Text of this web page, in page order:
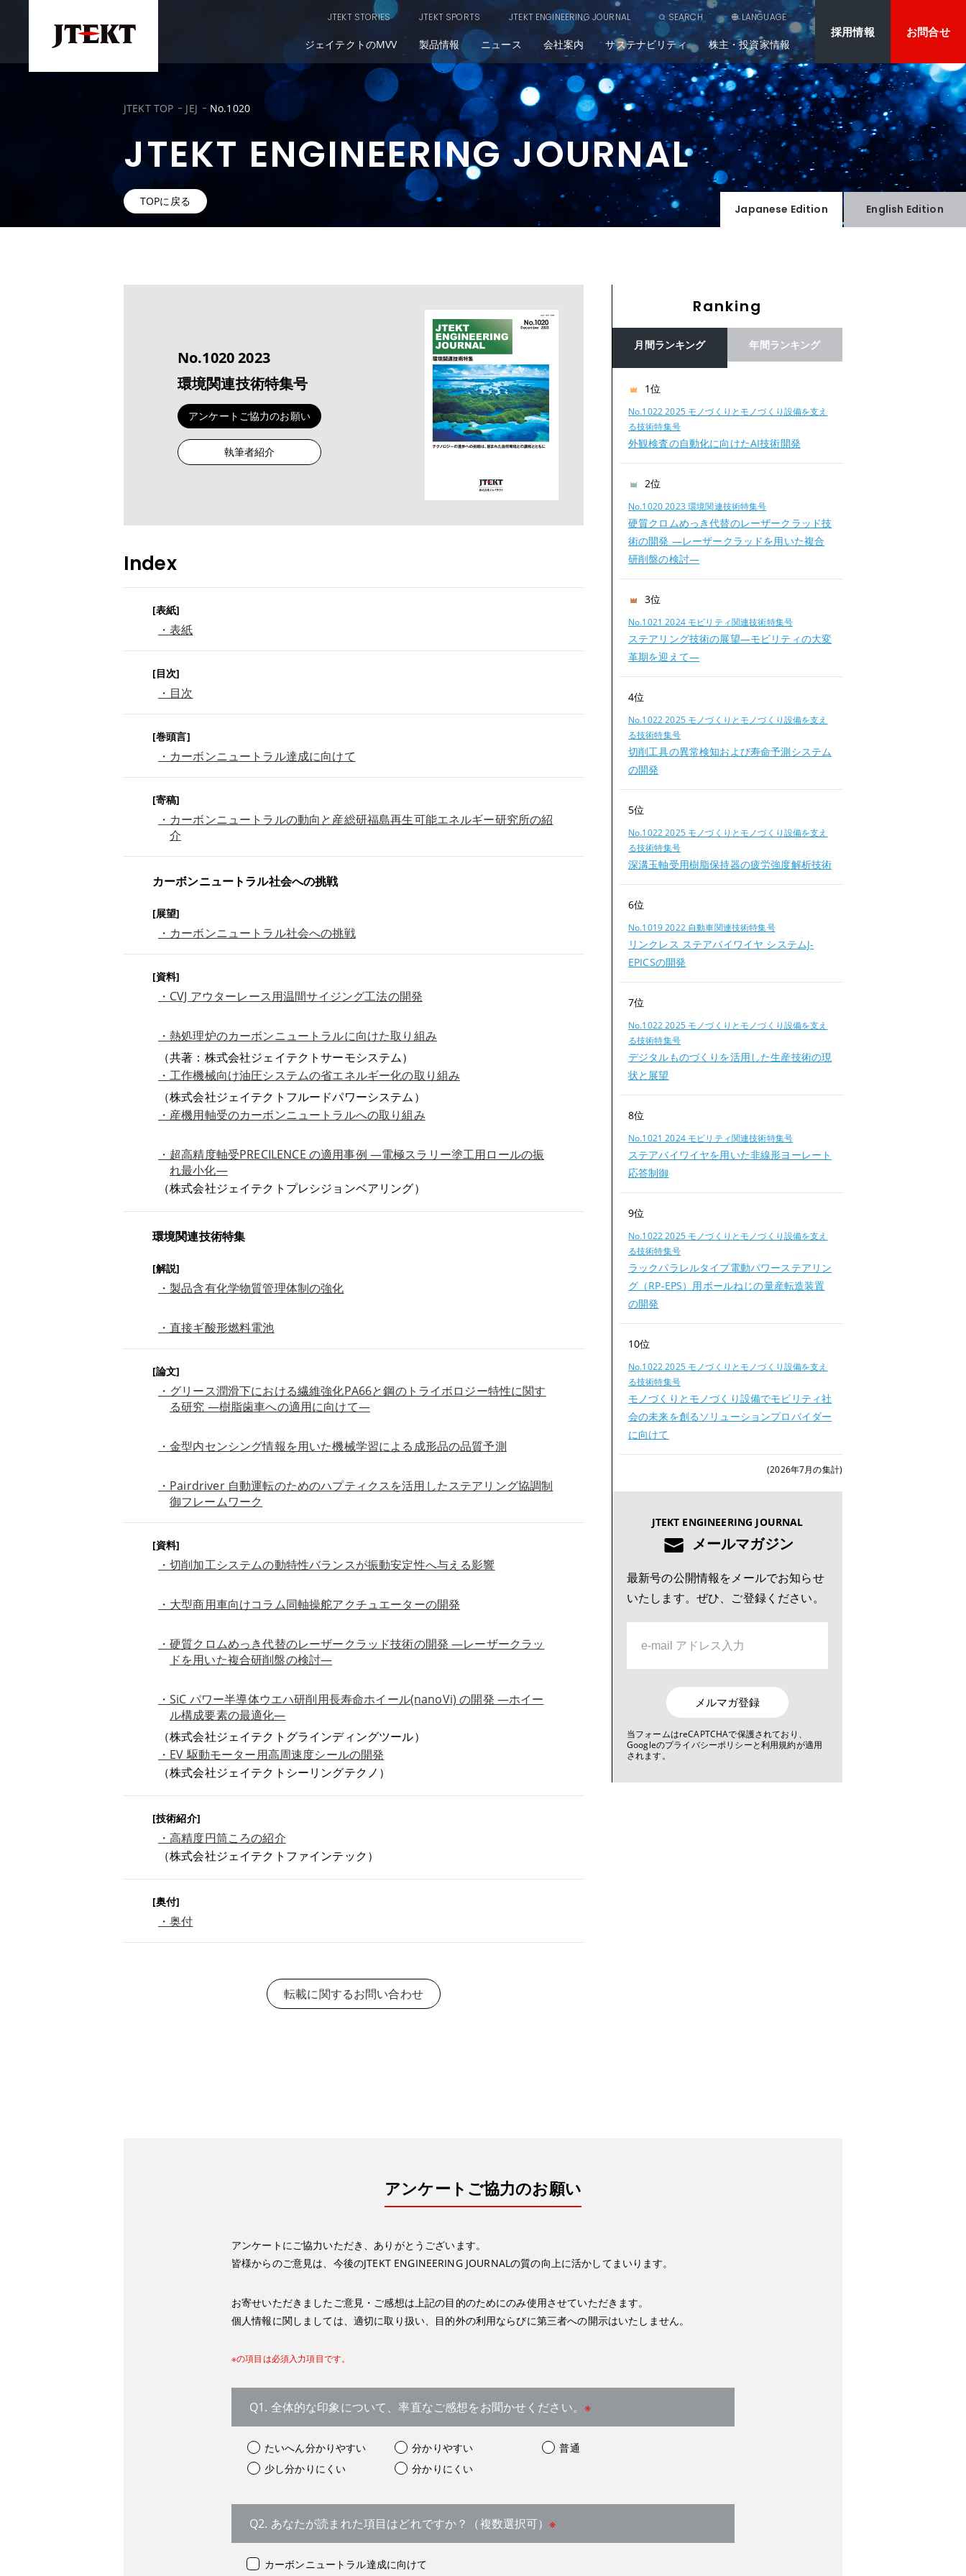
JTEKT STORIES JTEKT SPORTS JTEKT ENGINEERING JOURNAL SEARCH LANGUAGE
ジェイテクトのMVV 製品情報 ニュース 会社案内 サステナビリティ 株主・投資家情報
採用情報 お問合せ
JTEKT TOP JEJ No.1020
JTEKT ENGINEERING JOURNAL
TOPに戻る
Japanese Edition English Edition
No.1020 2023
環境関連技術特集号
アンケート ご協力のお願い
執筆者紹介
Index
[表紙]
・表紙
[目次]
・目次
[巻頭言]
・カーボンニュートラル達成に向けて
[寄稿]
・カーボンニュートラルの動向と産総研福島再生可能エネルギー研究所の紹
介
カーボンニュートラル社会への挑戦
[展望]
・カーボンニュートラル社会への挑戦
[資料]
・CVJ アウターレース用温間サイジング工法の開発
・熱処理炉のカーボンニュートラルに向けた取り組み
（共著：株式会社ジェイテクトサーモシステム）
・工作機械向け油圧システムの省エネルギー化の取り組み
（株式会社ジェイテクトフルードパワーシステム）
・産機用軸受のカーボンニュートラルへの取り組み
・超高精度軸受PRECILENCE の適用事例 ―電極スラリー塗工用ロールの振
れ最小化―
（株式会社ジェイテクトプレシジョンベアリング）
環境関連技術特集
[解説]
・製品含有化学物質管理体制の強化
・直接ギ酸形燃料電池
[論文]
・グリース潤滑下における繊維強化PA66と鋼のトライボロジー特性に関す
る研究 ―樹脂歯車への適用に向けて―
・金型内センシング情報を用いた機械学習による成形品の品質予測
・Pairdriver 自動運転のためのハプティクスを活用したステアリング協調制
御フレームワーク
[資料]
・切削加工システムの動特性バランスが振動安定性へ与える影響
・大型商用車向けコラム同軸操舵アクチュエーターの開発
・硬質クロムめっき代替のレーザークラッド技術の開発 ―レーザークラッ
ドを用いた複合研削盤の検討―
・SiC パワー半導体ウエハ研削用長寿命ホイール(nanoVi) の開発 ―ホイー
ル構成要素の最適化―
（株式会社ジェイテクトグラインディングツール）
・EV 駆動モーター用高周速度シールの開発
（株式会社ジェイテクトシーリングテクノ）
[技術紹介]
・高精度円筒ころの紹介
（株式会社ジェイテクトファインテック）
[奥付]
・奥付
転載に関するお問い合わせ
Ranking
月間ランキング 年間ランキング
1位
No.1022 2025 モノづくりとモノづくり設備を支え
る技術特集号
外観検査の自動化に向けたAI技術開発
2位
No.1020 2023 環境関連技術特集号
硬質クロムめっき代替のレーザークラッド技
術の開発 —レーザークラッドを用いた複合
研削盤の検討—
3位
No.1021 2024 モビリティ関連技術特集号
ステアリング技術の展望―モビリティの大変
革期を迎えて―
4位
No.1022 2025 モノづくりとモノづくり設備を支え
る技術特集号
切削工具の異常検知および寿命予測システム
の開発
5位
No.1022 2025 モノづくりとモノづくり設備を支え
る技術特集号
深溝玉軸受用樹脂保持器の疲労強度解析技術
6位
No.1019 2022 自動車関連技術特集号
リンクレス ステアバイワイヤ システムJ-
EPICSの開発
7位
No.1022 2025 モノづくりとモノづくり設備を支え
る技術特集号
デジタルものづくりを活用した生産技術の現
状と展望
8位
No.1021 2024 モビリティ関連技術特集号
ステアバイワイヤを用いた非線形ヨーレート
応答制御
9位
No.1022 2025 モノづくりとモノづくり設備を支え
る技術特集号
ラックパラレルタイプ電動パワーステアリン
グ（RP-EPS）用ボールねじの量産転造装置
の開発
10位
No.1022 2025 モノづくりとモノづくり設備を支え
る技術特集号
モノづくりとモノづくり設備でモビリティ社
会の未来を創るソリューションプロバイダー
に向けて
(2026年7月の集計)
JTEKT ENGINEERING JOURNAL
メールマガジン
最新号の公開情報をメールでお知らせ
いたします。ぜひ、ご登録ください。
メルマガ登録
当フォームはreCAPTCHAで保護されており、
Googleのプライバシーポリシーと利用規約が適用
されます。
アンケートご協力のお願い
アンケートにご協力いただき、ありがとうございます。
皆様からのご意見は、今後のJTEKT ENGINEERING JOURNALの質の向上に活かしてまいります。
お寄せいただきましたご意見・ご感想は上記の目的のためにのみ使用させていただきます。
個人情報に関しましては、適切に取り扱い、目的外の利用ならびに第三者への開示はいたしません。
※の項目は必須入力項目です。
Q1. 全体的な印象について、率直なご感想をお聞かせください。 ※
たいへん分かりやすい 分かりやすい
普通
少し分かりにくい
分かりにくい
Q2. あなたが読まれた項目はどれですか？（複数選択可）※
カーボンニュートラル達成に向けて